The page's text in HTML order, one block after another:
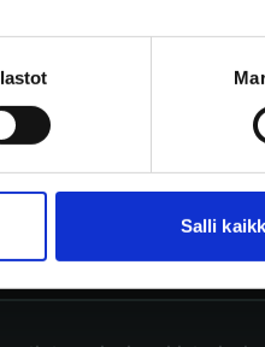
Salli
uutiskirje